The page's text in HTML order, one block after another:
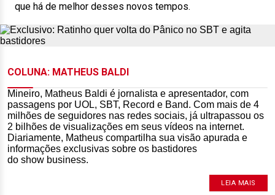
COLUNA: MATHEUS BALDI
Mineiro, Matheus Baldi é jornalista e apresentador, com
passagens por UOL, SBT, Record e Band. Com mais de 4
milhões de seguidores nas redes sociais, já ultrapassou os
2 bilhões de visualizações em seus vídeos na internet.
Diariamente, Matheus compartilha sua visão apurada e
informações exclusivas sobre os bastidores
do show business.
LEIA MAIS
que há de melhor desses novos tempos.